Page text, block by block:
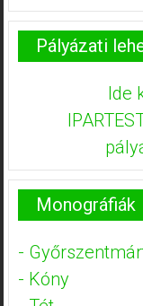
Pályázati
Ide
Monográfiák
-
- Kóny